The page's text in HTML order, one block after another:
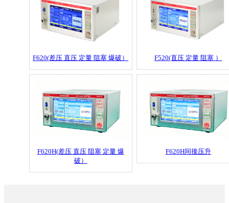
F620(差压 直压 定量 阻塞 爆破） F520(直压 定量 阻塞 ）
F620H(差压 直压 阻塞 定量 爆
破）
F620H间接压升